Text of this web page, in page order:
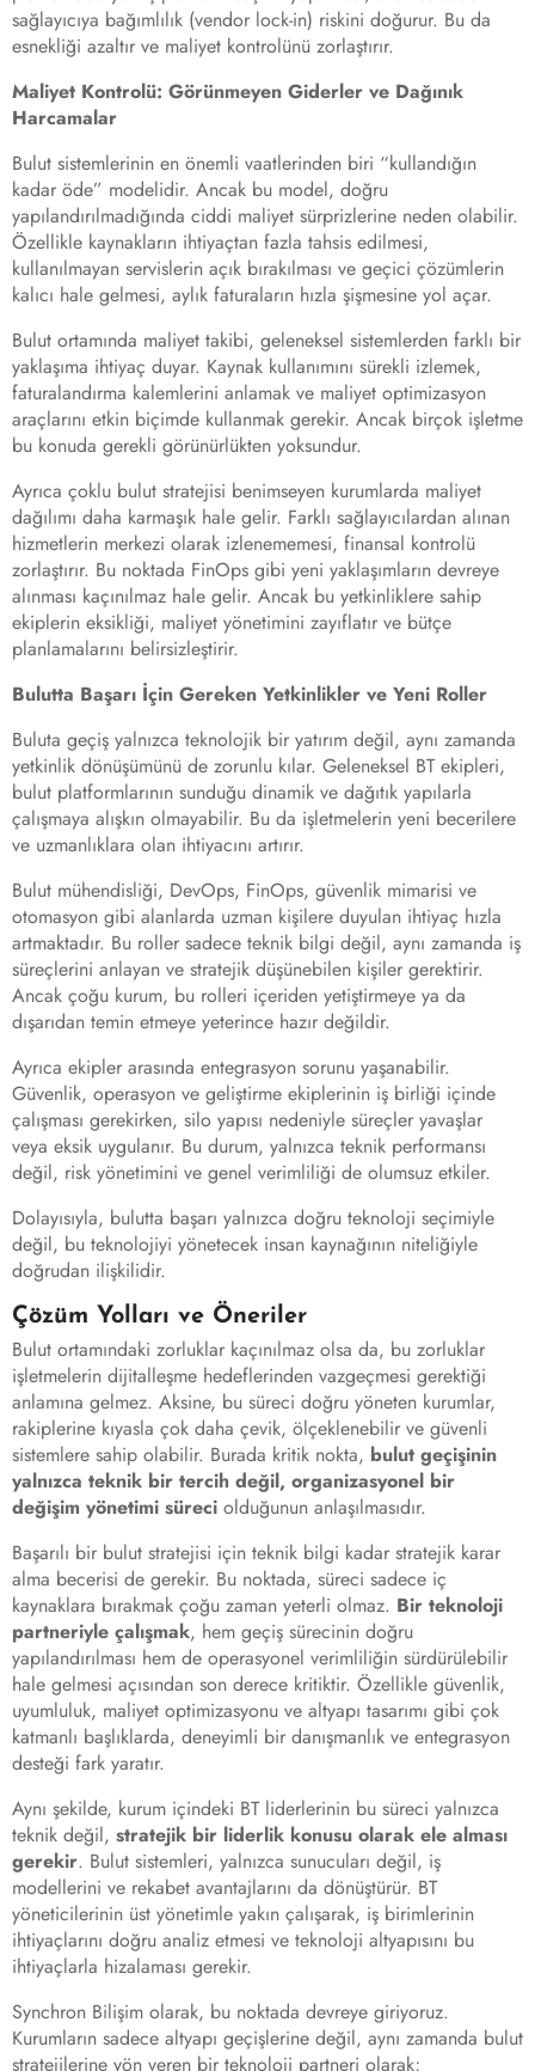
sağlayıcıya bağımlılık (vendor lock-in) riskini doğurur. Bu da
esnekliği azaltır ve maliyet kontrolünü zorlaştırır.
Maliyet Kontrolü: Görünmeyen Giderler ve Dağınık
Harcamalar
Bulut sistemlerinin en önemli vaatlerinden biri “kullandığın
kadar öde” modelidir. Ancak bu model, doğru
yapılandırılmadığında ciddi maliyet sürprizlerine neden olabilir.
Özellikle kaynakların ihtiyaçtan fazla tahsis edilmesi,
kullanılmayan servislerin açık bırakılması ve geçici çözümlerin
kalıcı hale gelmesi, aylık faturaların hızla şişmesine yol açar.
Bulut ortamında maliyet takibi, geleneksel sistemlerden farklı bir
yaklaşıma ihtiyaç duyar. Kaynak kullanımını sürekli izlemek,
faturalandırma kalemlerini anlamak ve maliyet optimizasyon
araçlarını etkin biçimde kullanmak gerekir. Ancak birçok işletme
bu konuda gerekli görünürlükten yoksundur.
Ayrıca çoklu bulut stratejisi benimseyen kurumlarda maliyet
dağılımı daha karmaşık hale gelir. Farklı sağlayıcılardan alınan
hizmetlerin merkezi olarak izlenememesi, finansal kontrolü
zorlaştırır. Bu noktada FinOps gibi yeni yaklaşımların devreye
alınması kaçınılmaz hale gelir. Ancak bu yetkinliklere sahip
ekiplerin eksikliği, maliyet yönetimini zayıflatır ve bütçe
planlamalarını belirsizleştirir.
Bulutta Başarı İçin Gereken Yetkinlikler ve Yeni Roller
Buluta geçiş yalnızca teknolojik bir yatırım değil, aynı zamanda
yetkinlik dönüşümünü de zorunlu kılar. Geleneksel BT ekipleri,
bulut platformlarının sunduğu dinamik ve dağıtık yapılarla
çalışmaya alışkın olmayabilir. Bu da işletmelerin yeni becerilere
ve uzmanlıklara olan ihtiyacını artırır.
Bulut mühendisliği, DevOps, FinOps, güvenlik mimarisi ve
otomasyon gibi alanlarda uzman kişilere duyulan ihtiyaç hızla
artmaktadır. Bu roller sadece teknik bilgi değil, aynı zamanda iş
süreçlerini anlayan ve stratejik düşünebilen kişiler gerektirir.
Ancak çoğu kurum, bu rolleri içeriden yetiştirmeye ya da
dışarıdan temin etmeye yeterince hazır değildir.
Ayrıca ekipler arasında entegrasyon sorunu yaşanabilir.
Güvenlik, operasyon ve geliştirme ekiplerinin iş birliği içinde
çalışması gerekirken, silo yapısı nedeniyle süreçler yavaşlar
veya eksik uygulanır. Bu durum, yalnızca teknik performansı
değil, risk yönetimini ve genel verimliliği de olumsuz etkiler.
Dolayısıyla, bulutta başarı yalnızca doğru teknoloji seçimiyle
değil, bu teknolojiyi yönetecek insan kaynağının niteliğiyle
doğrudan ilişkilidir.
Çözüm Yolları ve Öneriler
Bulut ortamındaki zorluklar kaçınılmaz olsa da, bu zorluklar
işletmelerin dijitalleşme hedeflerinden vazgeçmesi gerektiği
anlamına gelmez. Aksine, bu süreci doğru yöneten kurumlar,
rakiplerine kıyasla çok daha çevik, ölçeklenebilir ve güvenli
sistemlere sahip olabilir. Burada kritik nokta, bulut geçişinin
yalnızca teknik bir tercih değil, organizasyonel bir
değişim yönetimi süreci olduğunun anlaşılmasıdır.
Başarılı bir bulut stratejisi için teknik bilgi kadar stratejik karar
alma becerisi de gerekir. Bu noktada, süreci sadece iç
kaynaklara bırakmak çoğu zaman yeterli olmaz. Bir teknoloji
partneriyle çalışmak, hem geçiş sürecinin doğru
yapılandırılması hem de operasyonel verimliliğin sürdürülebilir
hale gelmesi açısından son derece kritiktir. Özellikle güvenlik,
uyumluluk, maliyet optimizasyonu ve altyapı tasarımı gibi çok
katmanlı başlıklarda, deneyimli bir danışmanlık ve entegrasyon
desteği fark yaratır.
Aynı şekilde, kurum içindeki BT liderlerinin bu süreci yalnızca
teknik değil, stratejik bir liderlik konusu olarak ele alması
gerekir. Bulut sistemleri, yalnızca sunucuları değil, iş
modellerini ve rekabet avantajlarını da dönüştürür. BT
yöneticilerinin üst yönetimle yakın çalışarak, iş birimlerinin
ihtiyaçlarını doğru analiz etmesi ve teknoloji altyapısını bu
ihtiyaçlarla hizalaması gerekir.
Synchron Bilişim olarak, bu noktada devreye giriyoruz.
Kurumların sadece altyapı geçişlerine değil, aynı zamanda bulut
stratejilerine yön veren bir teknoloji partneri olarak;